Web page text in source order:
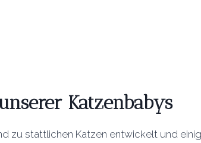
Katzenbabys
zu stattlichen Katzen entwickelt und